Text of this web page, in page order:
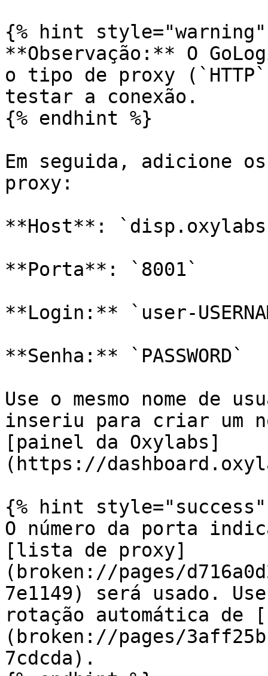
{% hint style="warning"
**Observação:** O
o tipo de proxy (`HTTP`
testar a conexão.
{% endhint %}
Em seguida, adicione
proxy:
**Host**:
**Porta**: `8001`
**Login:** `user-
**Senha:** `PASSWORD`
Use o mesmo nome de
inseriu para criar um
[painel da Oxylabs]
(https://
{% hint style="success"
O número da porta
[lista de proxy]
(broken://pages/
7e1149) será usado.
rotação automática de
(broken://pages/
7cdcda).